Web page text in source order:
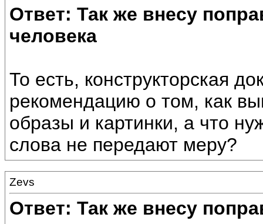
Ответ: Так же внесу
человека
То есть, конструкторская
рекомендацию о том, как
образы и картинки, а что
слова не передают меру?
Zevs
Ответ: Так же внесу